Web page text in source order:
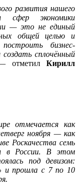
развития нашего
сфер экономики
— это не единый
общей целью и
бизнес-
сплочённый
отметилКирилл
отмечается как
ноября — как
Роскачества семь
в России. В этом
под девизом:
и прошла с 7 по 10